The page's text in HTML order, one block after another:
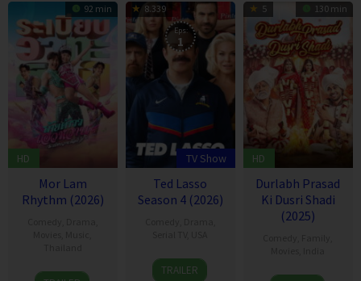
92 min
HD
Mor Lam
Rhythm (2026)
19
Thananat
8.339
Eps:
1
TV Show
Ted Lasso
Season 4 (2026)
14
Jason
TRAILER
5 130 min
HD
Durlabh Prasad
Ki Dusri Shadi
(2025)
19
Siddhant